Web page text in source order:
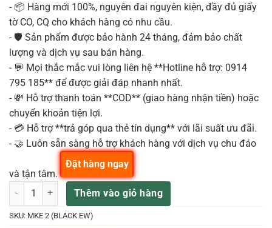
- 📦 Hàng mới 100%, nguyên đai nguyên kiện, đầy đủ giấy
tờ CO, CQ cho khách hàng có nhu cầu.
- 🛡️ Sản phẩm được bảo hành 24 tháng, đảm bảo chất
lượng và dịch vụ sau bán hàng.
- 💬 Mọi thắc mắc vui lòng liên hệ **Hotline hỗ trợ: 0914
795 185** để được giải đáp nhanh nhất.
- 💸 Hỗ trợ thanh toán **COD** (giao hàng nhận tiền) hoặc
chuyển khoản tiện lợi.
- 💳 Hỗ trợ **trả góp qua thẻ tín dụng** với lãi suất ưu đãi.
- 🤝 Luôn sẵn sàng hỗ trợ khách hàng với dịch vụ chu đáo
và tận tâm.
Sennheiser MKE 2 (BLACK EW) Microphone lavalier đa hướng số
Thêm vào giỏ hàng
Đặt hàng ngay
SKU: MKE 2 (BLACK EW)